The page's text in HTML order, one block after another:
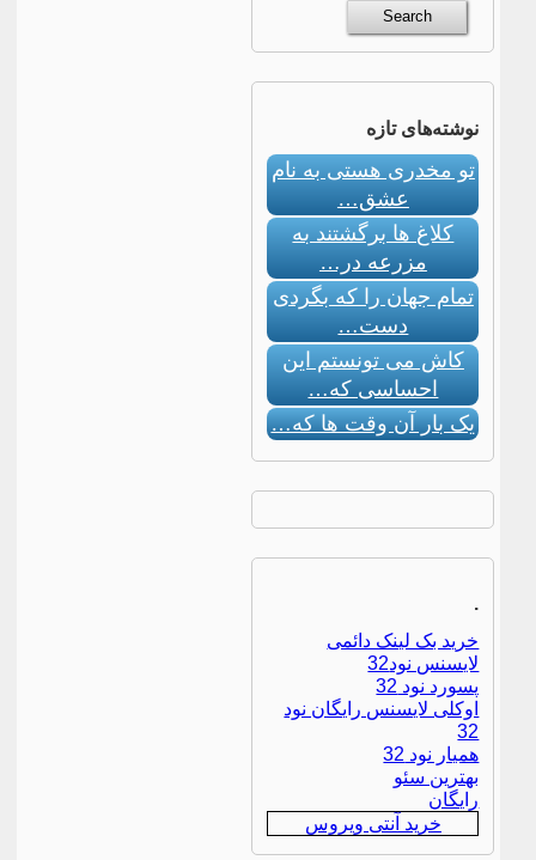
نوشته‌های تازه
تو مخدری هستی به نام
عشق…
کلاغ ها برگشتند به
مزرعه در…
تمام جهان را که بگردی
دست…
کاش می تونستم این
احساسی که…
یک بار آن وقت ها که…
.
خرید بک لینک دائمی
لایسنس نود32
پسورد نود 32
اوکلی لایسنس رایگان نود
32
همیار نود 32
بهترین سئو
رایگان
خرید آنتی ویروس